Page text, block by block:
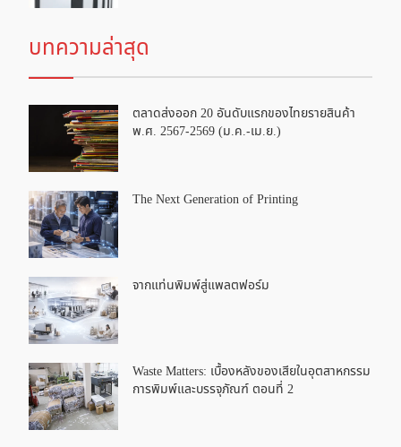
บทความล่าสุด
ตลาดส่งออก 20 อันดับแรกของไทยรายสินค้า
พ.ศ. 2567-2569 (ม.ค.-เม.ย.)
The Next Generation of Printing
จากแท่นพิมพ์สู่แพลตฟอร์ม
Waste Matters: เบื้องหลังของเสียในอุตสาหกรรม
การพิมพ์และบรรจุภัณฑ์ ตอนที่ 2